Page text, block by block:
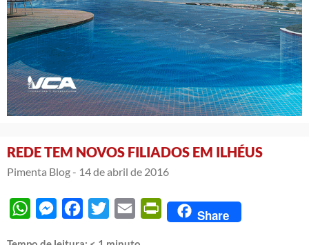
REDE TEM NOVOS FILIADOS EM ILHÉUS
Pimenta Blog - 14 de abril de 2016
WhatsAppMessengerFacebook
Twitter Email PrintFriendly
Share